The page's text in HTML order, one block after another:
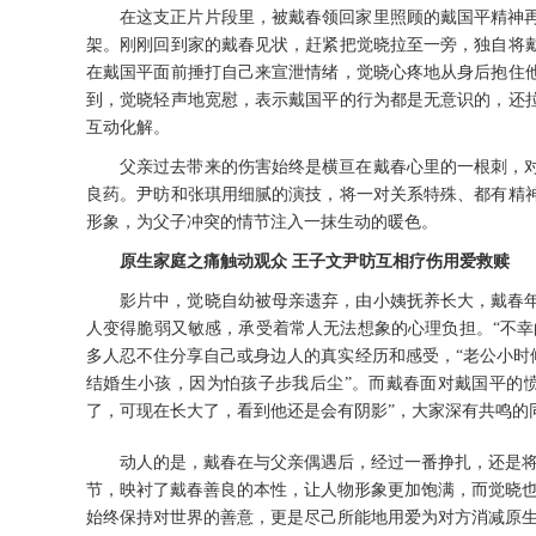
在这支正片片段里，被戴春领回家里照顾的戴国平精
架。刚刚回到家的戴春见状，赶紧把觉晓拉至一旁，独自
在戴国平面前捶打自己来宣泄情绪，觉晓心疼地从身后抱
到，觉晓轻声地宽慰，表示戴国平的行为都是无意识的，
互动化解。
父亲过去带来的伤害始终是横亘在戴春心里的一根刺
良药。尹昉和张琪用细腻的演技，将一对关系特殊、都有
形象，为父子冲突的情节注入一抹生动的暖色。
原生家庭之痛触动观众 王子文尹昉互相疗伤用爱救赎
影片中，觉晓自幼被母亲遗弃，由小姨抚养长大，戴
人变得脆弱又敏感，承受着常人无法想象的心理负担。 “不
多人忍不住分享自己或身边人的真实经历和感受，“老公小
结婚生小孩，因为怕孩子步我后尘”。而戴春面对戴国平
了，可现在长大了，看到他还是会有阴影”，大家深有共鸣
动人的是，戴春在与父亲偶遇后，经过一番挣扎，还是
节，映衬了戴春善良的本性，让人物形象更加饱满，而觉晓
始终保持对世界的善意，更是尽己所能地用爱为对方消减原